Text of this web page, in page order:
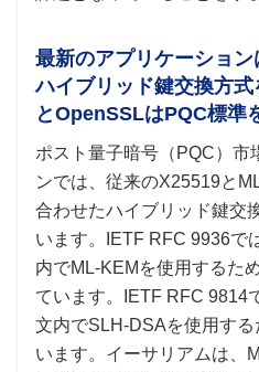
最新のアプリケーショ
ハイブリッド鍵交換方
とOpenSSLはPQC標準
ポスト量子暗号（PQC）市
ンでは、従来のX25519と
合わせたハイブリッド鍵交
います。IETF RFC 9936で
内でML-KEMを使用するた
ています。IETF RFC 9814
文内でSLH-DSAを使用す
います。イーサリアムは、